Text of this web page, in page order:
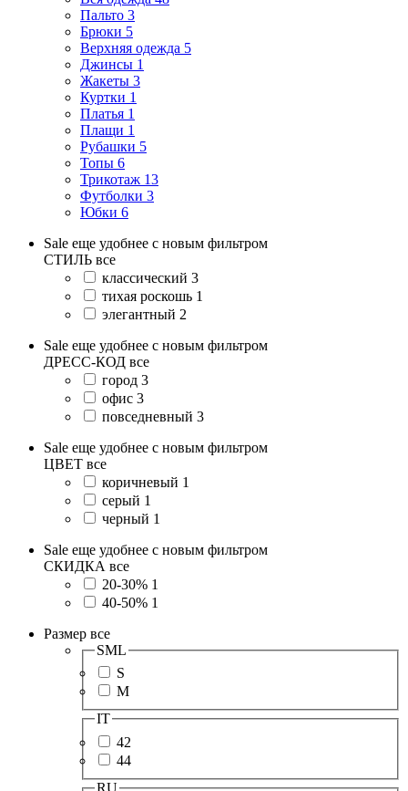
Пальто 3
Брюки 5
Верхняя одежда 5
Джинсы 1
Жакеты 3
Куртки 1
Платья 1
Плащи 1
Рубашки 5
Топы 6
Трикотаж 13
Футболки 3
Юбки 6
Sale еще удобнее с новым фильтром
СТИЛЬ все
классический 3
тихая роскошь 1
элегантный 2
Sale еще удобнее с новым фильтром
ДРЕСС-КОД все
город 3
офис 3
повседневный 3
Sale еще удобнее с новым фильтром
ЦВЕТ все
коричневый 1
серый 1
черный 1
Sale еще удобнее с новым фильтром
СКИДКА все
20-30% 1
40-50% 1
Размер все
SML
S
M
IT
42
44
RU